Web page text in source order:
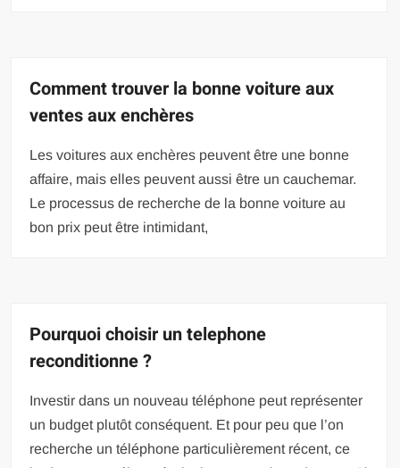
Comment trouver la bonne voiture aux
ventes aux enchères
Les voitures aux enchères peuvent être une bonne
affaire, mais elles peuvent aussi être un cauchemar.
Le processus de recherche de la bonne voiture au
bon prix peut être intimidant,
Pourquoi choisir un telephone
reconditionne ?
Investir dans un nouveau téléphone peut représenter
un budget plutôt conséquent. Et pour peu que l’on
recherche un téléphone particulièrement récent, ce